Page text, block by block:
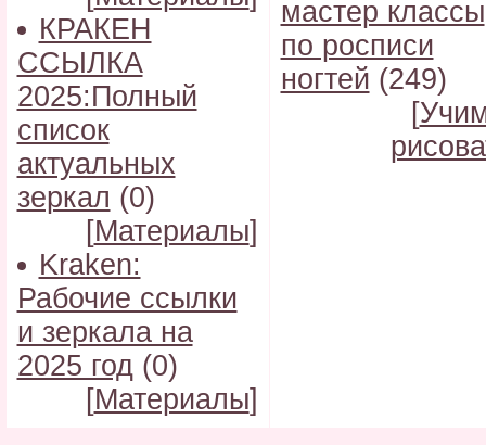
КРАКЕН
ССЫЛКА
2025:Полный
список
актуальных
зеркал (0)
[Материалы]
Kraken:
Рабочие ссылки
и зеркала на
2025 год (0)
[Материалы]
мастер классы
по росписи
ногтей (249)
[